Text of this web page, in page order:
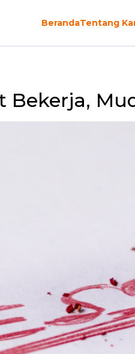
BerandaTentang
Bekerja,